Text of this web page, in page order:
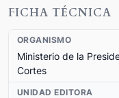
FICHA TÉCNICA
ORGANISMO
Ministerio de la
Cortes
UNIDAD EDITORA